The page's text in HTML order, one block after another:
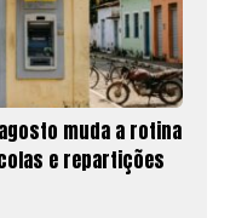
muda a rotina
e repartições